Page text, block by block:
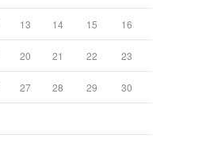
13 14 15 16
20 21 22 23
27 28 29 30